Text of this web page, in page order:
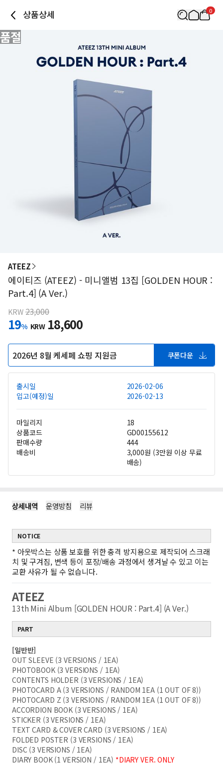
상품상세 0
품절
ATEEZ
에이티즈 (ATEEZ) - 미니앨범 13집 [GOLDEN HOUR :
Part.4] (A Ver.)
KRW 23,000
19% KRW 18,600
2026년 8월 케세페 쇼핑 지원금 쿠폰다운
출시일
2026-02-06
입고(예정)일
2026-02-13
마일리지
18
상품코드
GD00155612
판매수량
444
배송비
3,000원 (3만원 이상 무료
배송)
상세내역 운영방침 리뷰
NOTICE
* 아웃박스는 상품 보호를 위한 충격 방지용으로 제작되어 스크래
치 및 구겨짐, 변색 등이 포장/배송 과정에서 생겨날 수 있고 이는
교환 사유가 될 수 없습니다.
ATEEZ
13th Mini Album [GOLDEN HOUR : Part.4] (A Ver.)
PART
[일반반]
OUT SLEEVE (3 VERSIONS / 1EA)
PHOTOBOOK (3 VERSIONS / 1EA)
CONTENTS HOLDER (3 VERSIONS / 1EA)
PHOTOCARD A (3 VERSIONS / RANDOM 1EA (1 OUT OF 8))
PHOTOCARD Z (3 VERSIONS / RANDOM 1EA (1 OUT OF 8))
ACCORDION BOOK (3 VERSIONS / 1EA)
STICKER (3 VERSIONS / 1EA)
TEXT CARD & COVER CARD (3 VERSIONS / 1EA)
FOLDED POSTER (3 VERSIONS / 1EA)
DISC (3 VERSIONS / 1EA)
DIARY BOOK (1 VERSION / 1EA) *DIARY VER. ONLY